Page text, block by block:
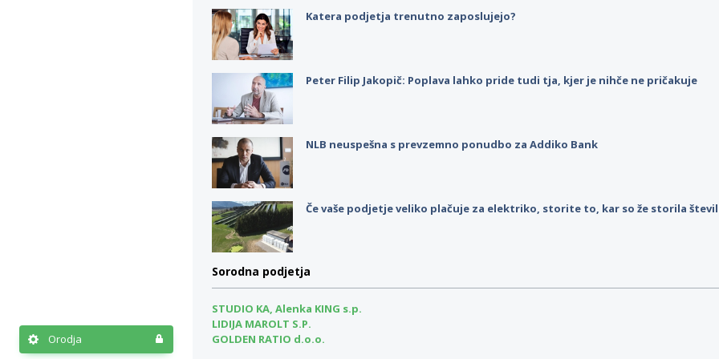
Orodja
Katera podjetja trenutno zaposlujejo?
Peter Filip Jakopič: Poplava lahko pride tudi tja, kjer je nihče ne pričakuje
NLB neuspešna s prevzemno ponudbo za Addiko Bank
Če vaše podjetje veliko plačuje za elektriko, storite to, kar so že storila
Sorodna podjetja
STUDIO KA, Alenka KING s.p.
LIDIJA MAROLT S.P.
GOLDEN RATIO d.o.o.